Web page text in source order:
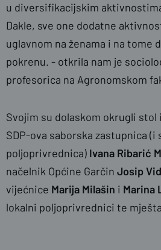
u diversifikacijskim
Dakle, sve one dodatne
uglavnom na ženama i na tome
pokrenu. - otkrila nam je
profesorica na Agronomskom
Svojim su dolaskom okrugli stol
SDP-ova saborska zastupnica (i
poljoprivrednica) Ivana Ribarić
načelnik Općine Garčin Josip
vijećnice Marija Milašin i Marina
lokalni poljoprivrednici te